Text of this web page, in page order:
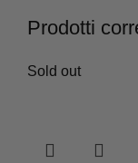
Prodotti
Sold out